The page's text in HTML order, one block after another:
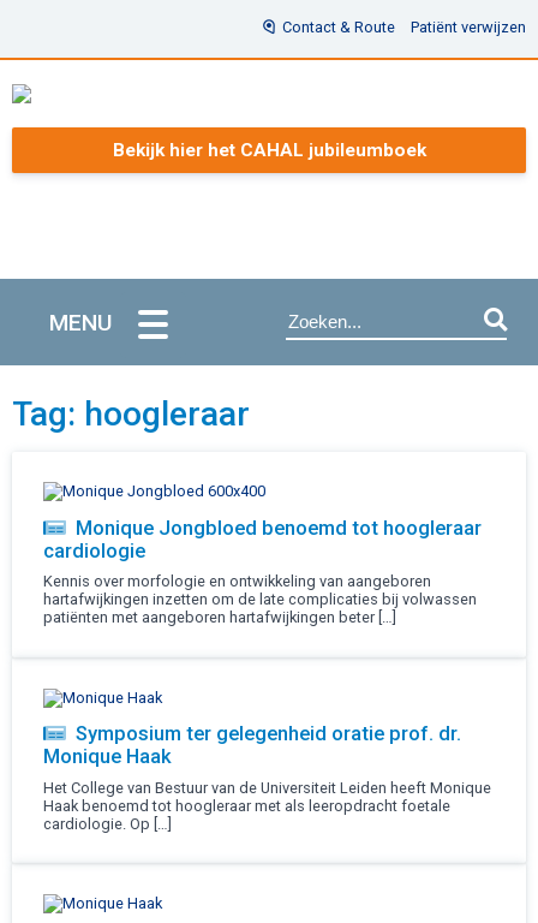
Contact & Route Patiënt verwijzen
Bekijk hier het CAHAL jubileumboek
MENU
Tag: hoogleraar
Monique Jongbloed benoemd tot hoogleraar
cardiologie
Kennis over morfologie en ontwikkeling van aangeboren
hartafwijkingen inzetten om de late complicaties bij volwassen
patiënten met aangeboren hartafwijkingen beter […]
Symposium ter gelegenheid oratie prof. dr.
Monique Haak
Het College van Bestuur van de Universiteit Leiden heeft Monique
Haak benoemd tot hoogleraar met als leeropdracht foetale
cardiologie. Op […]